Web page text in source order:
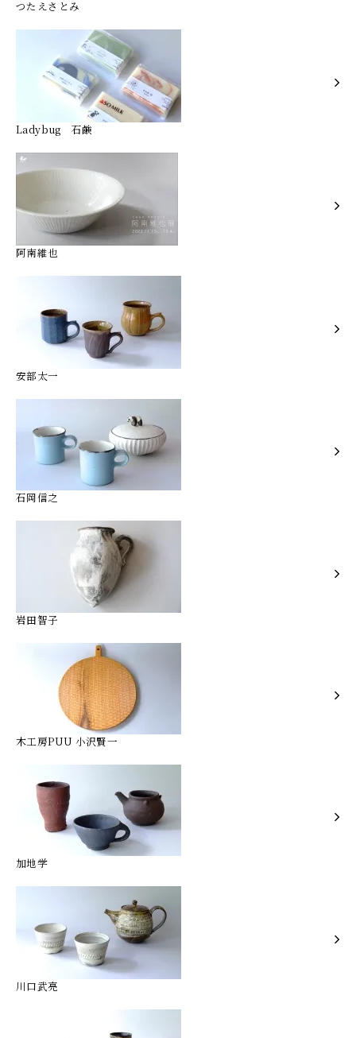
つたえさとみ
Ladybug 石鹸
阿南維也
安部太一
石岡信之
岩田智子
木工房PUU 小沢賢一
加地学
川口武亮